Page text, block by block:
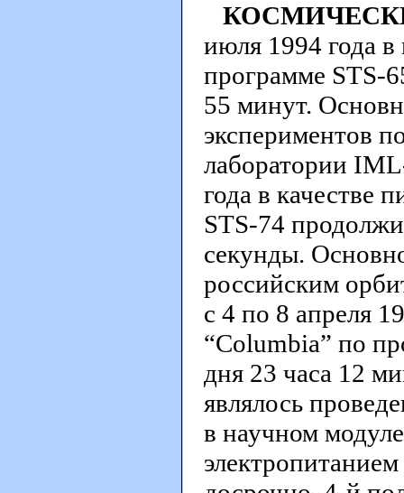
июля 1994 года в
программе STS-
55 минут.
экспериментов
лаборатории
года в качестве
STS-74
секунды.
российским
с 4 по 8 апреля
“Columbia” по
дня 23 часа 12
являлось
в научном